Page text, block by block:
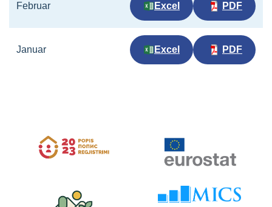
Februar Excel PDF
Januar Excel PDF